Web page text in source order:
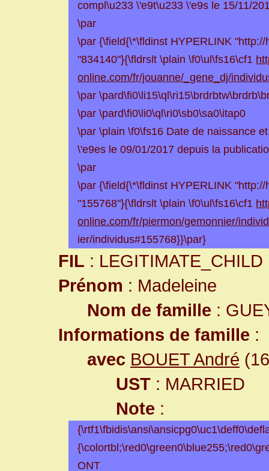
compl\u233 \'e9t\u233 \'e9s le 15/11/
\par
\par {\field{\*\fldinst HYPERLINK
"834140"}{\fldrslt \plain \f0\ul\fs16\cf1
online.com/fr/jouanne/_gene_dj/
\par
\par \pard\fi0\li0\ql\ri0\sb0\sa0\itap0
\par \plain \f0\fs16 Date de naissance
\'e9es le 09/01/2017 depuis la
\par
\par {\field{\*\fldinst HYPERLINK
"155768"}{\fldrslt \plain \f0\ul\fs16\cf1
online.com/fr/piermon/gemonnier/
ier/individus#155768}}\par}
FIL : LEGITIMATE_CHILD
Prénom : Madeleine
Nom de famille :
Informations de famille :
avec BOUET André
UST : MARRIED
Note :
ONT